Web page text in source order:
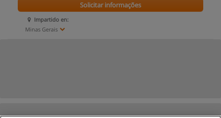
Impartido en:
Minas Gerais
Solicitar informações